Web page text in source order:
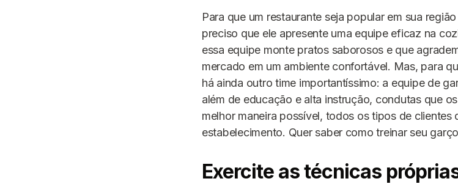
Para que um restaurante seja popular em sua
preciso que ele apresente uma equipe eficaz na
essa equipe monte pratos saborosos e que
mercado em um ambiente confortável. Mas, para
há ainda outro time importantíssimo: a equipe de
além de educação e alta instrução, condutas que
melhor maneira possível, todos os tipos de clientes
estabelecimento. Quer saber como treinar seu
Exercite as técnicas